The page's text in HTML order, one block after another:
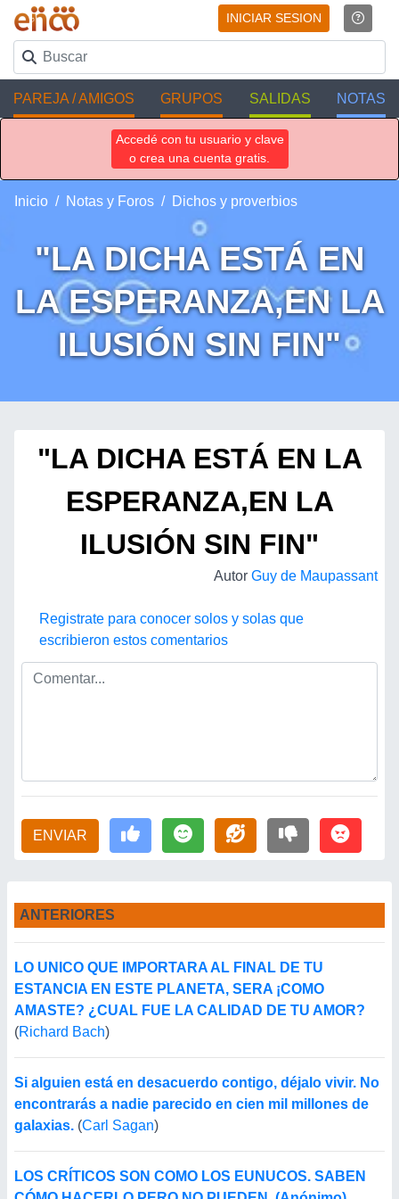
INICIAR SESION
PAREJA / AMIGOS GRUPOS SALIDAS NOTAS
Accedé con tu usuario y clave
o crea una cuenta gratis.
Inicio Notas y Foros Dichos y proverbios
"LA DICHA ESTÁ EN
LA ESPERANZA,EN LA
ILUSIÓN SIN FIN"
"LA DICHA ESTÁ EN LA
ESPERANZA,EN LA
ILUSIÓN SIN FIN"
Autor Guy de Maupassant
Registrate para conocer solos y solas que
escribieron estos comentarios
ENVIAR
ANTERIORES
LO UNICO QUE IMPORTARA AL FINAL DE TU
ESTANCIA EN ESTE PLANETA, SERA ¡COMO
AMASTE? ¿CUAL FUE LA CALIDAD DE TU AMOR?
(Richard Bach)
Si alguien está en desacuerdo contigo, déjalo vivir. No
encontrarás a nadie parecido en cien mil millones de
galaxias. (Carl Sagan)
LOS CRÍTICOS SON COMO LOS EUNUCOS. SABEN